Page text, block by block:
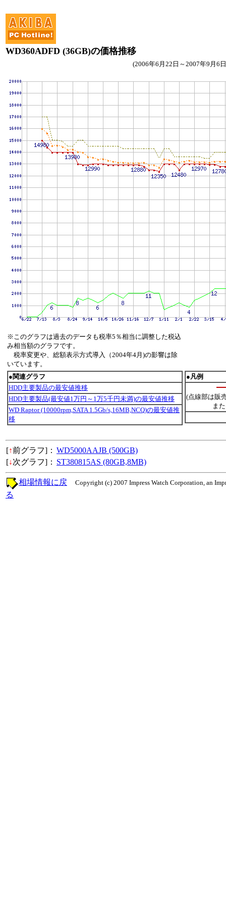
WD360ADFD (36GB)の価格推移
(2006年6月22日～2007年9月6
※このグラフは過去のデータも税率5％相当に調整した税込
み相当額のグラフです。
税率変更や、総額表示方式導入（2004年4月)の影響は除
いています。
●関連グラフ
HDD主要製品の最安値推移
HDD主要製品(最安値1万円～1万5千円未満)の最安値推移
WD Raptor (10000rpm,SATA 1.5Gb/s,16MB,NCQ)の最安値推
移
●凡例
(点線部は販
ま
[↑前グラフ]： WD5000AAJB (500GB)
[↓次グラフ]： ST380815AS (80GB,8MB)
Copyright (c) 2007 Impress Watch Corporation, an
相場情報に戻
る